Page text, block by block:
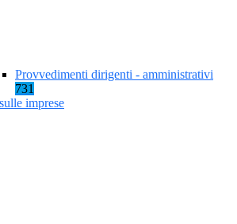
Provvedimenti dirigenti - amministrativi
731
imprese